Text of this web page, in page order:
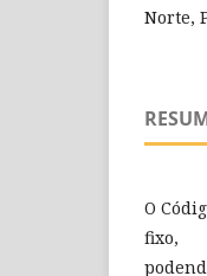
Norte,
O
fixo,